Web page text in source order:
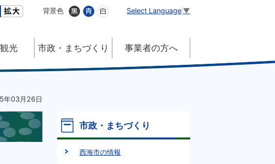
背景色 Select Language ▼
光 市政・まちづくり 事業者の方へ
年03月26日
市政・まちづくり
西海市の情報